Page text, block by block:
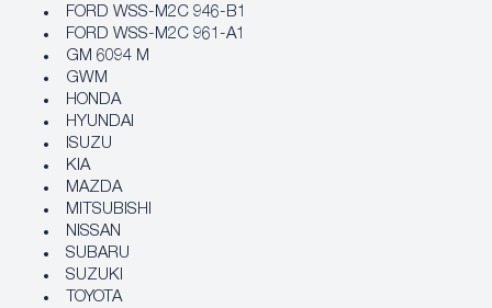
FORD WSS-M2C 946-B1
FORD WSS-M2C 961-A1
GM 6094 M
GWM
HONDA
HYUNDAI
ISUZU
KIA
MAZDA
MITSUBISHI
NISSAN
SUBARU
SUZUKI
TOYOTA